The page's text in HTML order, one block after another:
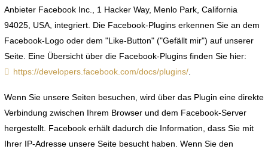
Anbieter Facebook Inc., 1 Hacker Way, Menlo Park, California
94025, USA, integriert. Die Facebook-Plugins erkennen Sie an dem
Facebook-Logo oder dem "Like-Button" ("Gefällt mir") auf unserer
Seite. Eine Übersicht über die Facebook-Plugins finden Sie hier:
https://developers.facebook.com/docs/plugins/.
Wenn Sie unsere Seiten besuchen, wird über das Plugin eine direkte
Verbindung zwischen Ihrem Browser und dem Facebook-Server
hergestellt. Facebook erhält dadurch die Information, dass Sie mit
Ihrer IP-Adresse unsere Seite besucht haben. Wenn Sie den